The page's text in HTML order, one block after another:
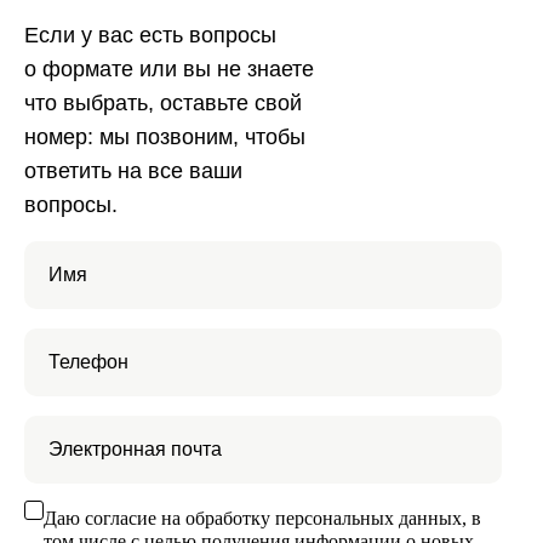
Если у вас есть вопросы
о формате или вы не знаете
что выбрать, оставьте свой
номер: мы позвоним, чтобы
ответить на все ваши
вопросы.
Даю согласие на обработку персональных данных, в
Публичный договор
Общее образование
Бесплатные мини-курсы, гайды и скидки
с наставником! Всё это тут —